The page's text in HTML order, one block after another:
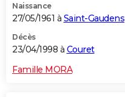
Naissance
27/05/1961 à Saint-Gaudens
Décès
23/04/1998 à Couret
Famille MORA